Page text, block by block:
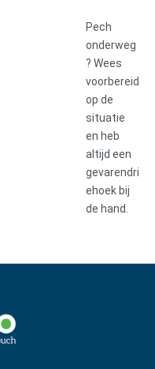
Pech
onderweg
? Wees
voorbereid
op de
situatie
en heb
altijd een
gevarendri
ehoek bij
de hand.